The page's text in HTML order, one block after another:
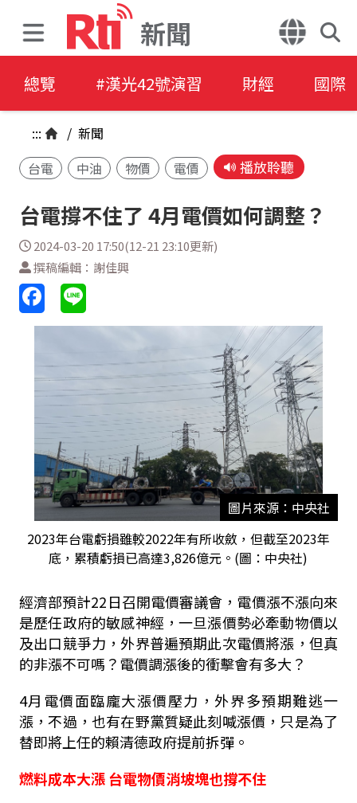
新聞
總覽 #漢光42號演習 財經 國際
::: / 新聞
台電
中油 物價 電價 播放聆聽
台電撐不住了 4月電價如何調整？
2024-03-20 17:50(12-21 23:10更新)
撰稿編輯：謝佳興
圖片來源：中央社
2023年台電虧損雖較2022年有所收斂，但截至2023年
底，累積虧損已高達3,826億元。(圖：中央社)
經濟部預計22日召開電價審議會，電價漲不漲向來
是歷任政府的敏感神經，一旦漲價勢必牽動物價以
及出口競爭力，外界普遍預期此次電價將漲，但真
的非漲不可嗎？電價調漲後的衝擊會有多大？
4月電價面臨龐大漲價壓力，外界多預期難逃一
漲，不過，也有在野黨質疑此刻喊漲價，只是為了
替即將上任的賴清德政府提前拆彈。
燃料成本大漲 台電物價消坡塊也撐不住